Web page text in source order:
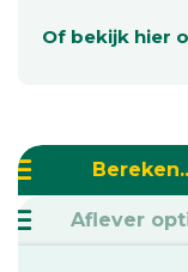
Of bekijk hier
Aflever